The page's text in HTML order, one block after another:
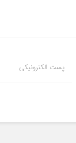
پست الکترونیکی